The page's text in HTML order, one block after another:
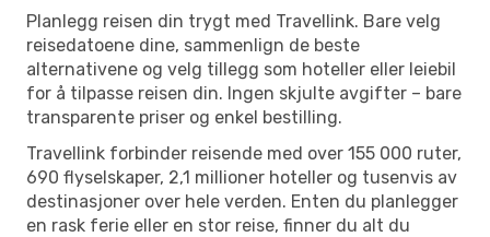
Planlegg reisen din trygt med Travellink. Bare velg
reisedatoene dine, sammenlign de beste
alternativene og velg tillegg som hoteller eller leiebil
for å tilpasse reisen din. Ingen skjulte avgifter – bare
transparente priser og enkel bestilling.
Travellink forbinder reisende med over 155 000 ruter,
690 flyselskaper, 2,1 millioner hoteller og tusenvis av
destinasjoner over hele verden. Enten du planlegger
en rask ferie eller en stor reise, finner du alt du